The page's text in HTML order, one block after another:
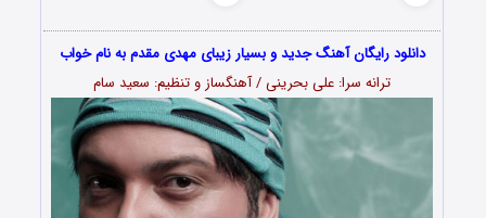
دانلود رایگان آهنگ جدید و بسیار زیبای مهدی مقدم به نام خواب
ترانه سرا: علی بحرینی / آهنگساز و تنظیم: سعید سام